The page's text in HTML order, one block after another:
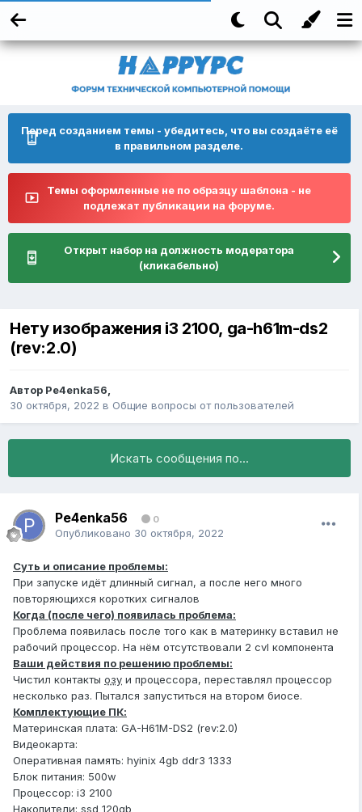
Перед созданием темы - убедитесь, что вы создаёте её
в правильном разделе.
Темы оформленные не по образцу шаблона - не
подлежат публикации на форуме.
Открыт набор на должность модератора
(кликабельно)
Нету изображения i3 2100, ga-h61m-ds2
(rev:2.0)
Автор Pe4enka56,
30 октября, 2022 в Общие вопросы от пользователей
Искать сообщения по...
Pe4enka56 0
Опубликовано 30 октября, 2022
Суть и описание проблемы:
При запуске идёт длинный сигнал, а после него много
повторяющихся коротких сигналов
Когда (после чего) появилась проблема:
Проблема появилась после того как в материнку вставил не
рабочий процессор. На нём отсутствовали 2 cvl компонента
Ваши действия по решению проблемы:
Чистил контакты озу и процессора, переставлял процессор
несколько раз. Пытался запуститься на втором биосе.
Комплектующие ПК:
Материнская плата: GA-H61M-DS2 (rev:2.0)
Видеокарта:
Оперативная память: hyinix 4gb ddr3 1333
Блок питания: 500w
Процессор: i3 2100
Накопители: ssd 120gb